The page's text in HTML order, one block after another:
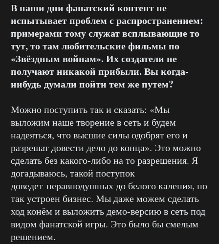
В наши дни фанатский контент не
испытывает проблем с распространением:
примерами тому служат всплывающие то
тут, то там любительские фильмы по
«Звёздным войнам». Их создатели не
получают никакой прибыли. Вы когда-
нибудь думали пойти тем же путем?
Можно поступить так и сказать: «Мы
выложим наше творение в сеть и будем
надеяться, что высшие силы одобрят его и
разрешат довести дело до конца». Это можно
сделать без какого-либо на то разрешения. Я
догадываюсь, такой поступок
доведет неравнодушных до белого каления, но
так устроен бизнес. Мы даже можем сделать
ход конём и выложить демо-версию в сеть под
видом фанатской игры. Это было бы смелым
решением.